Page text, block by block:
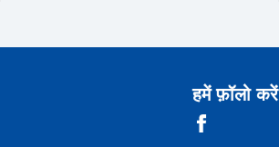
हमें फ़ॉलो करें